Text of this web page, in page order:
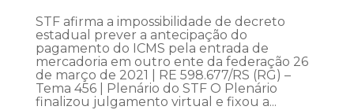
STF afirma a impossibilidade de decreto
estadual prever a antecipação do
pagamento do ICMS pela entrada de
mercadoria em outro ente da federação 26
de março de 2021 | RE 598.677/RS (RG) –
Tema 456 | Plenário do STF O Plenário
finalizou julgamento virtual e fixou a...